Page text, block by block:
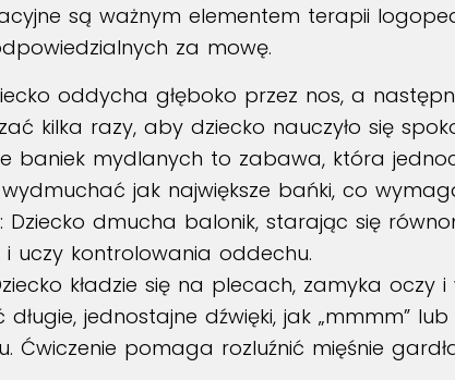
są ważnym elementem terapii
za mowę.
oddycha głęboko przez nos, a
kilka razy, aby dziecko nauczyło się
baniek mydlanych to zabawa, która
jak największe bańki, co
: Dziecko dmucha balonik, starając się
uczy kontrolowania oddechu.
kładzie się na plecach, zamyka oczy
jednostajne dźwięki, jak „mmmm”
Ćwiczenie pomaga rozluźnić mięśnie